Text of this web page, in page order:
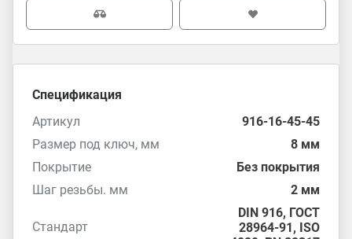
Спецификация
Артикул
916-16-45-45
Размер под ключ, мм
8 мм
Покрытие
Без покрытия
Шаг резьбы. мм
2 мм
Стандарт
DIN 916, ГОСТ
28964-91, ISO